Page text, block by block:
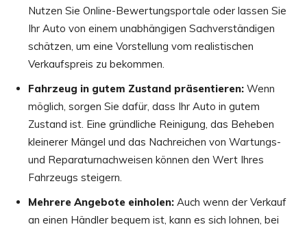
Nutzen Sie Online-Bewertungsportale oder lassen Sie
Ihr Auto von einem unabhängigen Sachverständigen
schätzen, um eine Vorstellung vom realistischen
Verkaufspreis zu bekommen.
Fahrzeug in gutem Zustand präsentieren: Wenn
möglich, sorgen Sie dafür, dass Ihr Auto in gutem
Zustand ist. Eine gründliche Reinigung, das Beheben
kleinerer Mängel und das Nachreichen von Wartungs-
und Reparaturnachweisen können den Wert Ihres
Fahrzeugs steigern.
Mehrere Angebote einholen: Auch wenn der Verkauf
an einen Händler bequem ist, kann es sich lohnen, bei